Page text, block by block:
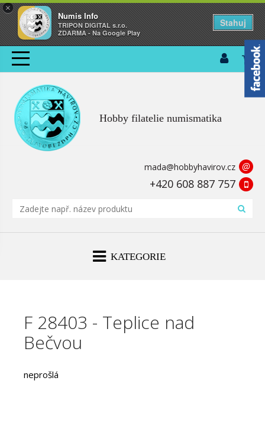
×
Numis Info
TRIPON DIGITAL s.r.o.
ZDARMA - Na Google Play
Stahuj
Hobby filatelie numismatika
mada@hobbyhavirov.cz @
+420 608 887 757
KATEGORIE
F 28403 - Teplice nad
Bečvou
neprošlá